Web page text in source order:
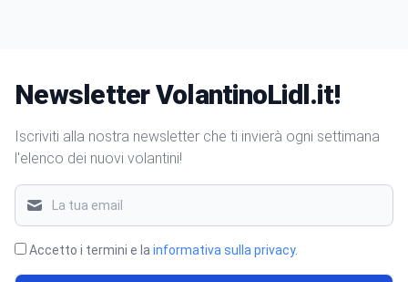
Newsletter VolantinoLidl.it!
Iscriviti alla nostra newsletter che ti invierà ogni settimana
l'elenco dei nuovi volantini!
Accetto i termini e la informativa sulla privacy.